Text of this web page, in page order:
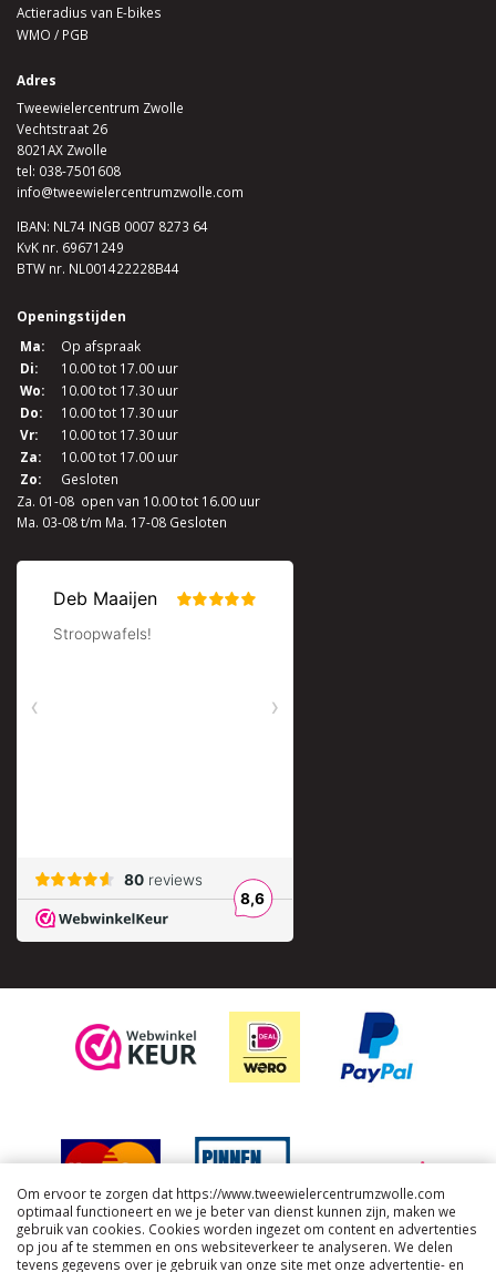
Actieradius van E-bikes
WMO / PGB
Adres
Tweewielercentrum Zwolle
Vechtstraat 26
8021AX Zwolle
tel: 038-7501608
info@tweewielercentrumzwolle.com
IBAN: NL74 INGB 0007 8273 64
KvK nr. 69671249
BTW nr. NL001422228B44
Openingstijden
Ma:
Op afspraak
Di:
10.00 tot 17.00 uur
Wo:
10.00 tot 17.30 uur
Do:
10.00 tot 17.30 uur
Vr:
10.00 tot 17.30 uur
Za:
10.00 tot 17.00 uur
Zo:
Gesloten
Za. 01-08 open van 10.00 tot 16.00 uur
Ma. 03-08 t/m Ma. 17-08 Gesloten
Om ervoor te zorgen dat https://www.tweewielercentrumzwolle.com
optimaal functioneert en we je beter van dienst kunnen zijn, maken we
gebruik van cookies. Cookies worden ingezet om content en advertenties
op jou af te stemmen en ons websiteverkeer te analyseren. We delen
tevens gegevens over je gebruik van onze site met onze advertentie- en